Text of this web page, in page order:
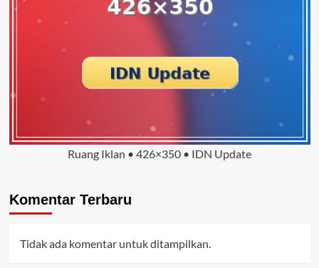
Ruang Iklan • 426×350 • IDN Update
Komentar Terbaru
Tidak ada komentar untuk ditampilkan.